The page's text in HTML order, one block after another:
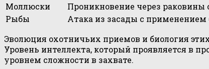
Моллюски
Проникновение через
Рыбы
Атака из засады с применением
Эволюция охотничьих приемов и биология
Уровень интеллекта, который проявляется в
уровнем сложности в захвате.